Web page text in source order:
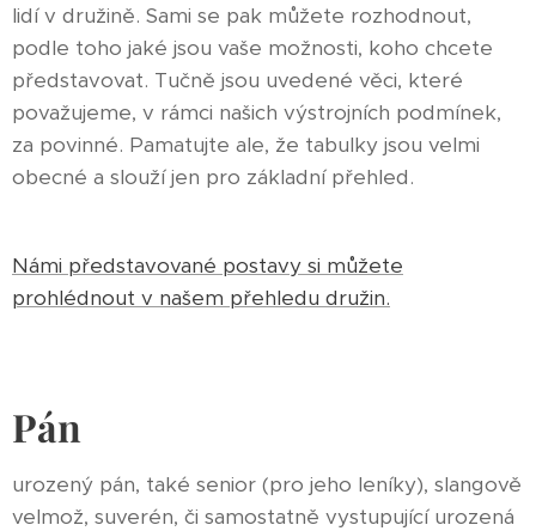
lidí v družině. Sami se pak můžete rozhodnout,
podle toho jaké jsou vaše možnosti, koho chcete
představovat. Tučně jsou uvedené věci, které
považujeme, v rámci našich výstrojních podmínek,
za povinné. Pamatujte ale, že tabulky jsou velmi
obecné a slouží jen pro základní přehled.
Námi představované postavy si můžete
prohlédnout v našem přehledu družin.
Pán
urozený pán, také senior (pro jeho leníky), slangově
velmož, suverén, či samostatně vystupující urozená